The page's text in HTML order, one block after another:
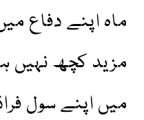
ماہ اپنے دفاع
مزید کچھ نہیں
میں اپنے سول